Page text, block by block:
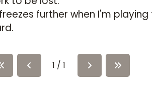
further when I'm playing
1 / 1